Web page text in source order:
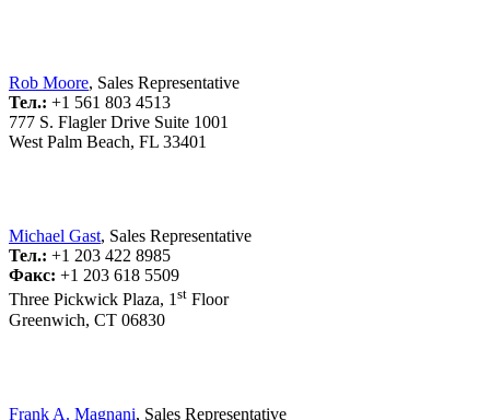
Rob Moore, Sales Representative
Тел.: +1 561 803 4513
777 S. Flagler Drive Suite 1001
West Palm Beach, FL 33401
Michael Gast, Sales Representative
Тел.: +1 203 422 8985
Факс: +1 203 618 5509
Three Pickwick Plaza, 1st Floor
Greenwich, CT 06830
Frank A. Magnani, Sales Representative